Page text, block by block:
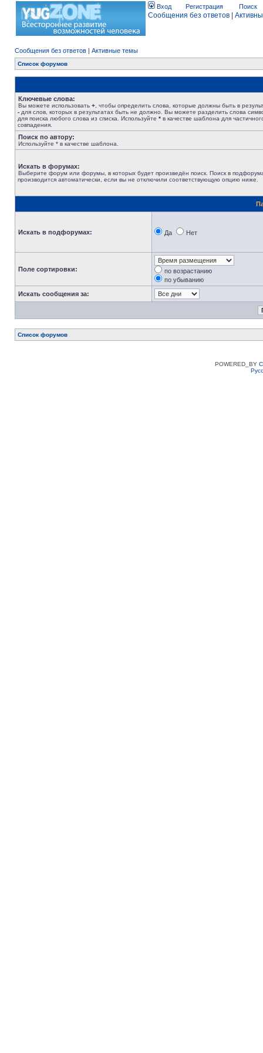
Вход Регистрация Поиск
Сообщения без ответов
Сообщения без ответов | Активные темы
Список форумов
Ключевые слова:
Вы можете использовать + , чтобы определить слова, которые должны быть в
- для слов, которых в результатах быть не должно. Вы можете разделить слова
для поиска любого слова из списка. Используйте * в качестве шаблона для
совпадения.
Поиск по автору:
Используйте * в качестве шаблона.
Искать в форумах:
Выберите форум или форумы, в которых будет произведён поиск. Поиск в
производится автоматически, если вы не отключили соответствующую опцию ниже.
Искать в подфорумах: Да Нет
Поле сортировки:
по возрастанию
по убыванию
Искать сообщения за:
Список форумов
POWERED_BY